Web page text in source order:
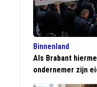
Binnenland
Als Brabant
ondernemer zijn